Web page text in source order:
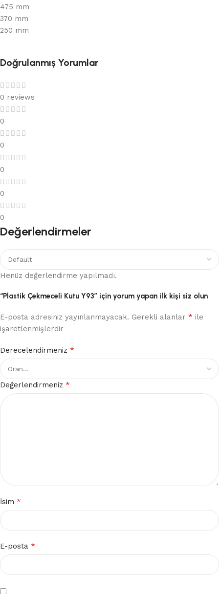
475 mm
370 mm
250 mm
Doğrulanmış Yorumlar
0 reviews
0
0
0
0
0
Değerlendirmeler
Henüz değerlendirme yapılmadı.
“Plastik Çekmeceli Kutu Y93” için yorum yapan ilk kişi siz olun
E-posta adresiniz yayınlanmayacak. Gerekli alanlar * ile
işaretlenmişlerdir
Derecelendirmeniz *
Değerlendirmeniz *
İsim *
E-posta *